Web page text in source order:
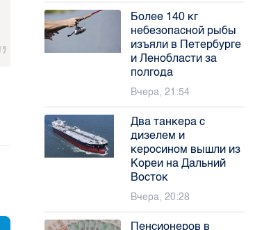
Более 140 кг
небезопасной рыбы
изъяли в Петербурге
и Ленобласти за
полгода
Вчера, 21:54
Два танкера с
дизелем и
керосином вышли из
Кореи на Дальний
Восток
Вчера, 20:28
Пенсионеров в